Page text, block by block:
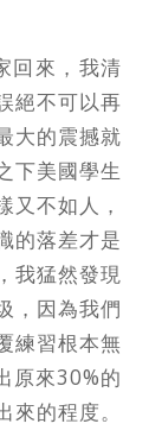
回來，我清
絕不可以再
大的震撼就
下美國學生
又不如人，
的落差才是
我猛然發現
，因為我們
練習根本無
原來30%的
的程度。